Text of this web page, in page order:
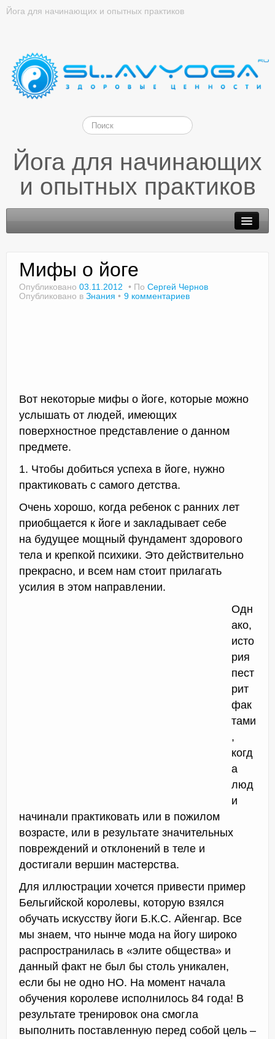
Йога для начинающих и опытных практиков
Йога для начинающих
и опытных практиков
Йога для начинающих
Триггерные точки
Контакты
Мифы о йоге
Опубликовано 03.11.2012 По Сергей Чернов
Опубликовано в Знания 9 комментариев
Вот некоторые мифы о йоге, которые можно
услышать от людей, имеющих
поверхностное представление о данном
предмете.
1. Чтобы добиться успеха в йоге, нужно
практиковать с самого детства.
Очень хорошо, когда ребенок с ранних лет
приобщается к йоге и закладывает себе
на будущее мощный фундамент здорового
тела и крепкой психики. Это действительно
прекрасно, и всем нам стоит прилагать
усилия в этом направлении.
Одн
ако,
исто
рия
пест
рит
фак
тами
,
когд
а
люд
и
начинали практиковать или в пожилом
возрасте, или в результате значительных
повреждений и отклонений в теле и
достигали вершин мастерства.
Для иллюстрации хочется привести пример
Бельгийской королевы, которую взялся
обучать искусству йоги Б.К.С. Айенгар. Все
мы знаем, что нынче мода на йогу широко
распространилась в «элите общества» и
данный факт не был бы столь уникален,
если бы не одно НО. На момент начала
обучения королеве исполнилось 84 года! В
результате тренировок она смогла
выполнить поставленную перед собой цель –